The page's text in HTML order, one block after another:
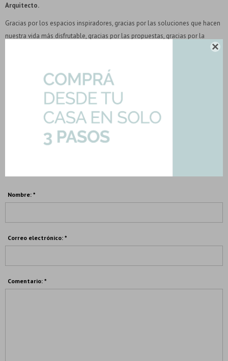

Arquitecto.
Gracias por los espacios inspiradores, gracias por las soluciones que hacen
nuestra vida más disfrutable, gracias por las propuestas, gracias por la
SIN COMENTARIOS
No se han recuperado comentarios.
Nombre: *
Correo electrónico: *
Comentario: *